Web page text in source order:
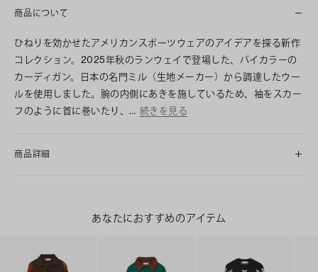
商品について
ひねりを効かせたアメリカンスポーツウェアのアイデアを探る新作
コレクション。2025年秋のランウェイで登場した、バイカラーの
カーディガン。日本の名門ミル（生地メーカー）から調達したウー
ルを使用しました。腕の内側にあきを施しているため、袖をスカー
フのように首に巻いたり、… 続きを見る
商品詳細
あなたにおすすめのアイテム